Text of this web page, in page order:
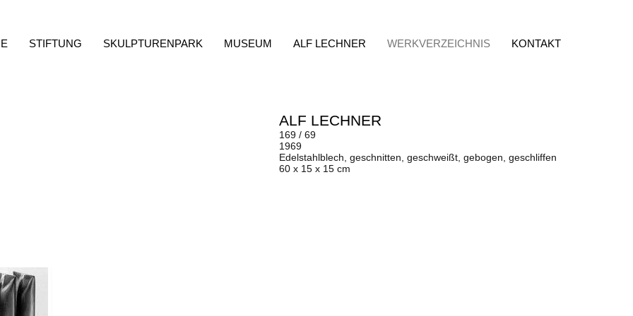
STIFTUNG SKULPTURENPARK MUSEUM ALF LECHNER WERKVERZEICHNIS KONTAKT
ALF LECHNER
169 / 69
1969
Edelstahlblech, geschnitten, geschweißt, gebogen, geschliffen
60 x 15 x 15 cm